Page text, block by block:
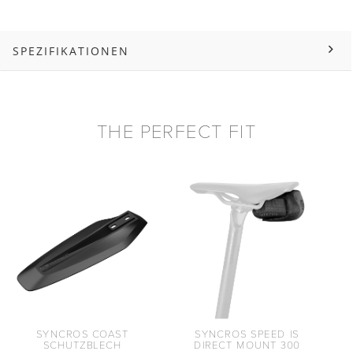
SPEZIFIKATIONEN
THE PERFECT FIT
SYNCROS COAST
SCHUTZBLECH
SYNCROS SPEED IS
DIRECT MOUNT 300